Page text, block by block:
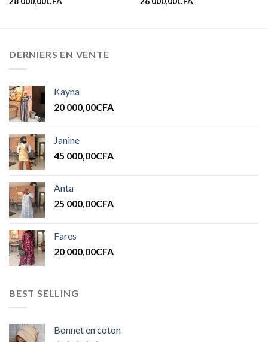
DERNIERS EN VENTE
Kayna
20 000,00CFA
Janine
45 000,00CFA
Anta
25 000,00CFA
Fares
20 000,00CFA
BEST SELLING
Bonnet en coton